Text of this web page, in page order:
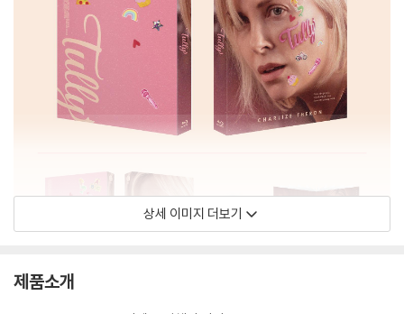
상세 이미지 더보기
제품소개